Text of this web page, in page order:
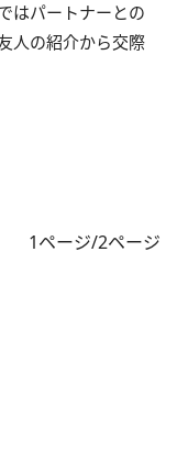
はパートナーとの
人の紹介から交際
1ページ/2ページ